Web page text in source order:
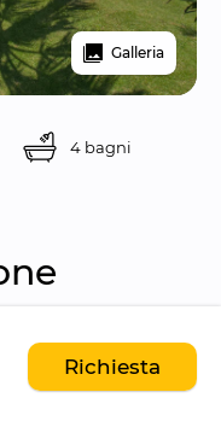
Galleria
4 bagni
villa da 5
situata
di Ketewel
Richiesta